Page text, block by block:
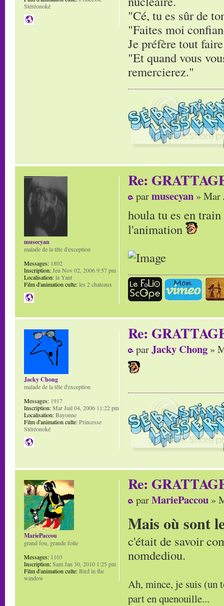
"Cé, tu es sûr de
"Faites moi
Je préfère tout
"Et quand vous
remercierez."
Stéréonoké
Re:
parmusecyan » Mar
houla tu es en
l'animation
musecyan
malade de la tête d'exception
Messages: 1802
Inscription:Jeu Nov 02, 2006 9:57 pm
Localisation:la Yaut
Film d'animation culte:les 2 chateaux
Re:
parJacky Chong »
Jacky Chong
malade de la tête d'exception
Messages: 1917
Inscription:Mar Juil 04, 2006 11:22 pm
Localisation:Bayonne
Film d'animation culte:Princesse
Stéréonoké
Re:
parMariePaccou »
Mais où sont
c'était de savoir
nomdediou.
Ah, mince, je suis (un
part en quenouille...
MariePaccou
grand fou, grande folle
Messages: 1103
Inscription:Sam Jan 30, 2010 1:25 pm
Film d'animation culte:Bird in the
window